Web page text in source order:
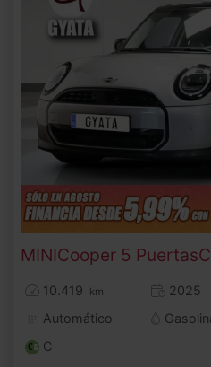
MINICooper 5 Puertas
10.419 km
2025
Automático
C